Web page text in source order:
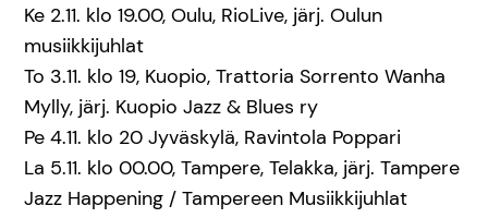
Ke 2.11. klo 19.00, Oulu, RioLive, järj. Oulun
musiikkijuhlat
To 3.11. klo 19, Kuopio, Trattoria Sorrento Wanha
Mylly, järj. Kuopio Jazz & Blues ry
Pe 4.11. klo 20 Jyväskylä, Ravintola Poppari
La 5.11. klo 00.00, Tampere, Telakka, järj. Tampere
Jazz Happening / Tampereen Musiikkijuhlat